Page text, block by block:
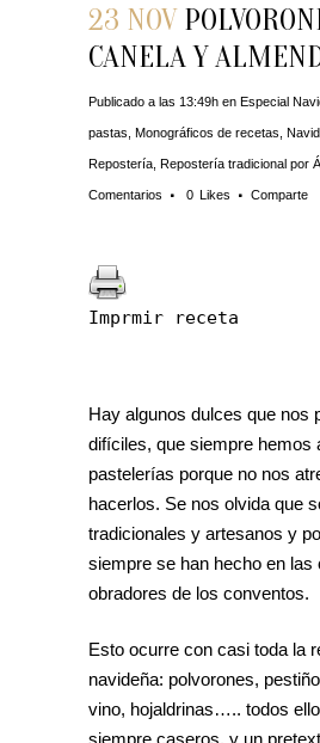
23 NOV
CANELA Y
Publicado a las 13:49h en Especial
pastas Monográficos de recetas
Repostería Repostería tradicional por
Comentarios 0 Likes Comparte
Imprmir receta
Hay algunos dulces que nos
difíciles, que siempre hemos
pastelerías porque no nos
hacerlos. Se nos olvida que
tradicionales y artesanos y
siempre se han hecho en las
obradores de los conventos.
Esto ocurre con casi toda la
navideña: polvorones,
vino, hojaldrinas….. todos
siempre caseros, y un